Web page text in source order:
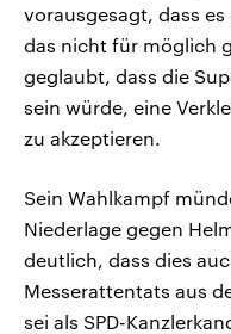
vorausgesagt, dass
das nicht für möglich
geglaubt, dass die
sein würde, eine
zu akzeptieren.
Sein Wahlkampf
Niederlage gegen
deutlich, dass dies
Messerattentats aus
sei als SPD-